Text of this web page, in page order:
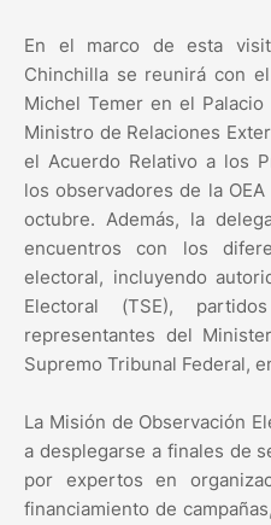
En el marco de esta
Chinchilla se reunirá con
Michel Temer en el
Ministro de Relaciones
el Acuerdo Relativo a los
los observadores de la
octubre. Además, la
encuentros con los
electoral, incluyendo
Electoral (TSE),
representantes del
Supremo Tribunal Federal,
La Misión de Observación
a desplegarse a finales de
por expertos en
financiamiento de